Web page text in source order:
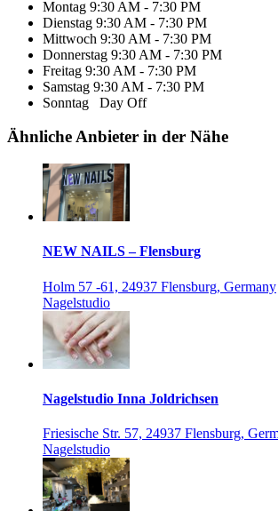
Montag 9:30 AM - 7:30 PM
Dienstag 9:30 AM - 7:30 PM
Mittwoch 9:30 AM - 7:30 PM
Donnerstag 9:30 AM - 7:30 PM
Freitag 9:30 AM - 7:30 PM
Samstag 9:30 AM - 7:30 PM
Sonntag Day Off
Ähnliche Anbieter in der Nähe
NEW NAILS – Flensburg
Holm 57 -61, 24937 Flensburg, Germany
Nagelstudio
Nagelstudio Inna Joldrichsen
Friesische Str. 57, 24937 Flensburg,
Nagelstudio